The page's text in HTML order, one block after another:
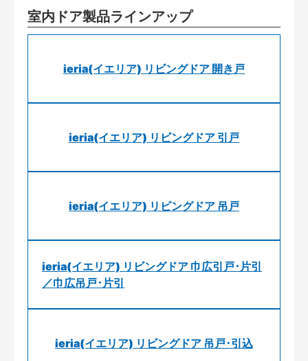
室内ドア製品ラインアップ
ieria(イエリア) リビングドア 開き戸
ieria(イエリア) リビングドア 引戸
ieria(イエリア) リビングドア 吊戸
ieria(イエリア) リビングドア 巾広引戸･片引
／巾広吊戸･片引
ieria(イエリア) リビングドア 吊戸･引込